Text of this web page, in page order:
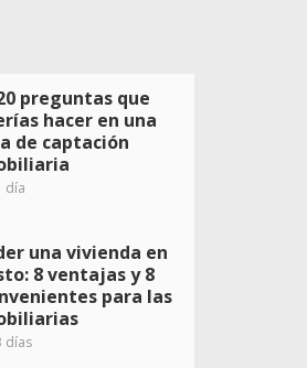
preguntas que
hacer en una
de captación
día
una vivienda en
8 ventajas y 8
para las
días